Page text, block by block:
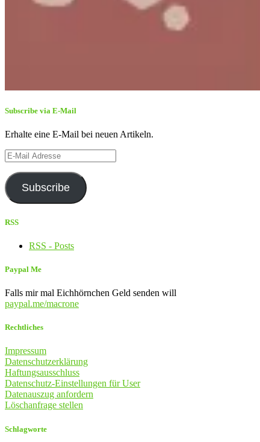
Subscribe via E-Mail
Erhalte eine E-Mail bei neuen Artikeln.
E-
Mail
Adresse
Subscribe
RSS
RSS - Posts
Paypal Me
Falls mir mal Eichhörnchen Geld senden will
paypal.me/macrone
Rechtliches
Impressum
Datenschutzerklärung
Haftungsausschluss
Datenschutz-Einstellungen für User
Datenauszug anfordern
Löschanfrage stellen
Schlagworte